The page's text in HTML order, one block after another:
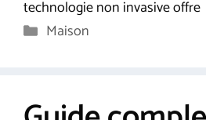
technologie non invasive offre
Catégories
Maison